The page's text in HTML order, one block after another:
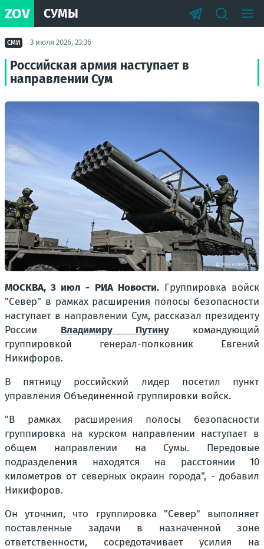
ZOV СУМЫ
СМИ 3 июля 2026, 23:36
Российская армия наступает в
направлении Сум
МОСКВА, 3 июл - РИА Новости.Группировка войск
"Север" в рамках расширения полосы безопасности
наступает в направлении Сум, рассказал президенту
России Владимиру Путину командующий
группировкой генерал-полковник Евгений
Никифоров.
В пятницу российский лидер посетил пункт
управления Объединенной группировки войск.
"В рамках расширения полосы безопасности
группировка на курском направлении наступает в
общем направлении на Сумы. Передовые
подразделения находятся на расстоянии 10
километров от северных окраин города", - добавил
Никифоров.
Он уточнил, что группировка "Север" выполняет
поставленные задачи в назначенной зоне
ответственности, сосредотачивает усилия на